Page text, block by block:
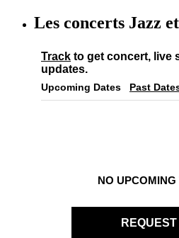
Les concerts Jazz
Track to get concert, live
updates.
Upcoming Dates Past
NO